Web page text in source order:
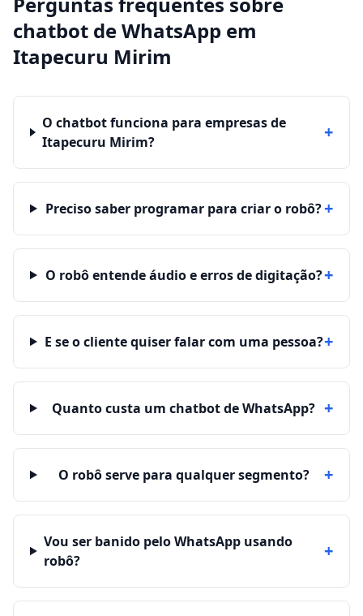
chatbot de WhatsApp em
Itapecuru Mirim
O chatbot funciona para empresas de
Itapecuru Mirim?
+
Preciso saber programar para criar o robô?+
O robô entende áudio e erros de digitação?+
E se o cliente quiser falar com uma pessoa?+
Quanto custa um chatbot de WhatsApp? +
O robô serve para qualquer segmento? +
Vou ser banido pelo WhatsApp usando
robô?
+